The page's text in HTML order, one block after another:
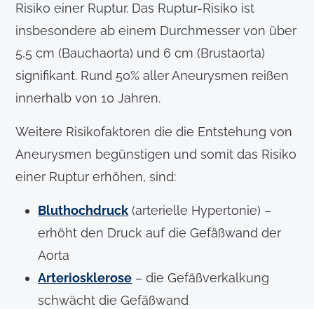
Risiko einer Ruptur. Das Ruptur-Risiko ist
insbesondere ab einem Durchmesser von über
5,5 cm (Bauchaorta) und 6 cm (Brustaorta)
signifikant. Rund 50% aller Aneurysmen reißen
innerhalb von 10 Jahren.
Weitere Risikofaktoren die die Entstehung von
Aneurysmen begünstigen und somit das Risiko
einer Ruptur erhöhen, sind:
Bluthochdruck (arterielle Hypertonie) –
erhöht den Druck auf die Gefäßwand der
Aorta
Arteriosklerose – die Gefäßverkalkung
schwächt die Gefäßwand